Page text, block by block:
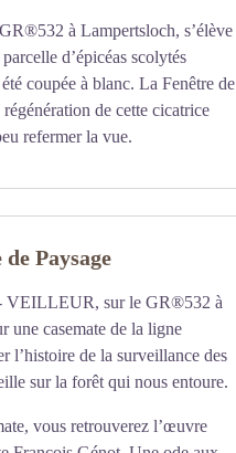
à Lampertsloch, s’élève
d’épicéas scolytés
coupée à blanc. La Fenêtre de
de cette cicatrice
refermer la vue.
Paysage
VEILLEUR, sur le GR®532 à
une casemate de la ligne
l’histoire de la surveillance des
sur la forêt qui nous entoure.
vous retrouverez l’œuvre